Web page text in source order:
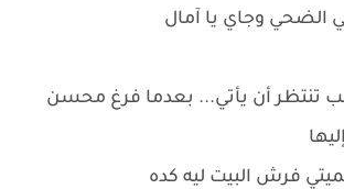
وجاي يا آمال
تنتظر أن يأتي... بعدما فرغ محسن
فرش البيت ليه كده